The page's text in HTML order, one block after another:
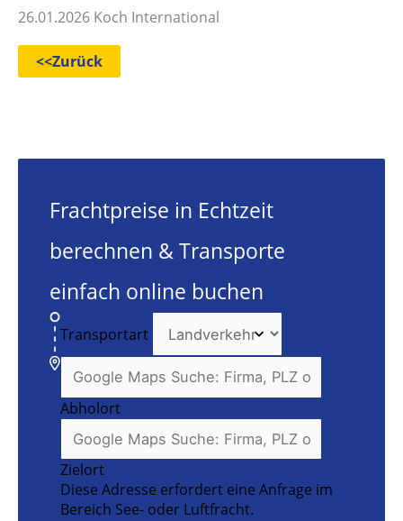
26.01.2026 Koch International
<<Zurück
Frachtpreise in Echtzeit
berechnen & Transporte
einfach online buchen
Transportart
Abholort
Zielort
Diese Adresse erfordert eine Anfrage im
Bereich See- oder Luftfracht.